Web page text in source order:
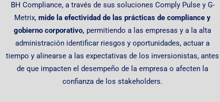
BH Compliance, a través de sus soluciones Comply Pulse y G-
Metrix, mide la efectividad de las prácticas de compliance y
gobierno corporativo, permitiendo a las empresas y a la alta
administración identificar riesgos y oportunidades, actuar a
tiempo y alinearse a las expectativas de los inversionistas, antes
de que impacten el desempeño de la empresa o afecten la
confianza de los stakeholders.